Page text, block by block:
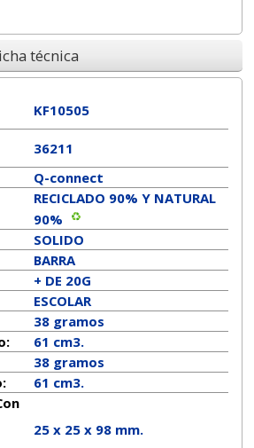
técnica
KF10505
36211
Q-connect
RECICLADO 90% Y NATURAL
90%
SOLIDO
BARRA
+ DE 20G
ESCOLAR
38 gramos
61 cm3.
38gramos
61 cm3.
25 x 25 x 98 mm.